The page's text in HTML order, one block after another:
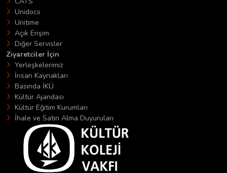
Unidocs
Unitime
Açık Erişim
Diğer Servisler
Ziyaretciler İçin
Yerleşkelerimiz
İnsan Kaynakları
Basında İKÜ
Kültür Ajandası
Kültür Eğitim Kurumları
İhale ve Satın Alma Duyuruları